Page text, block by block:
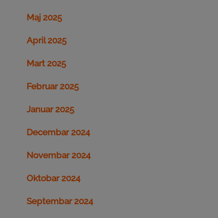
Maj 2025
April 2025
Mart 2025
Februar 2025
Januar 2025
Decembar 2024
Novembar 2024
Oktobar 2024
Septembar 2024